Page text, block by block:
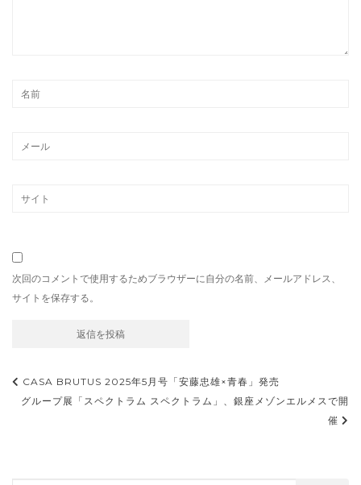
次回のコメントで使用するためブラウザーに自分の名前、メールアドレス、
サイトを保存する。
投
稿
CASA BRUTUS 2025年5月号「安藤忠雄×青春」発売
グループ展「スペクトラム スペクトラム」、銀座メゾンエルメスで開
催